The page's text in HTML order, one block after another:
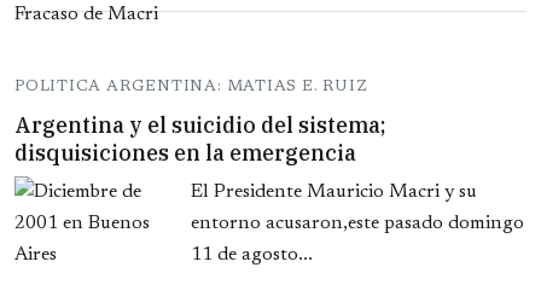
POLITICA ARGENTINA: MATIAS E. RUIZ
Argentina y el suicidio del sistema;
disquisiciones en la emergencia
El Presidente Mauricio Macri y su
entorno acusaron,este pasado domingo
11 de agosto...